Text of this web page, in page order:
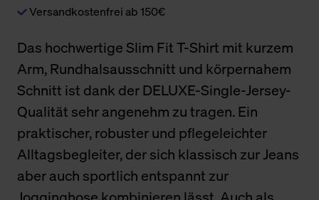
Versandkostenfrei ab 150€
Das hochwertige Slim Fit T-Shirt mit kurzem
Arm, Rundhalsausschnitt und körpernahem
Schnitt ist dank der DELUXE-Single-Jersey-
Qualität sehr angenehm zu tragen. Ein
praktischer, robuster und pflegeleichter
Alltagsbegleiter, der sich klassisch zur Jeans
aber auch sportlich entspannt zur